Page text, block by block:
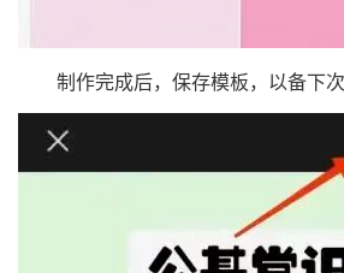
制作完成后，保存模板，以备下次